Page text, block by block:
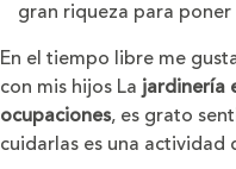
gran riqueza para
En el tiempo libre me
con mis hijos La jardinería
ocupaciones, es grato
cuidarlas es una